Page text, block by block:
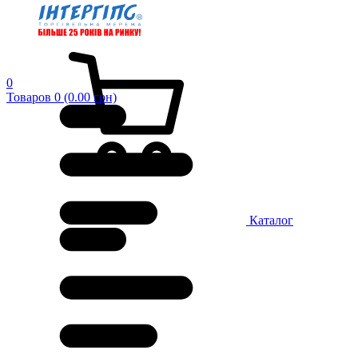
0
Товаров 0 (0.00 грн)
Каталог